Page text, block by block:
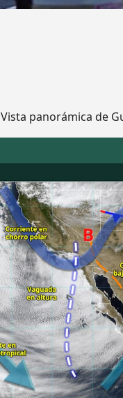
Vista panorámica de